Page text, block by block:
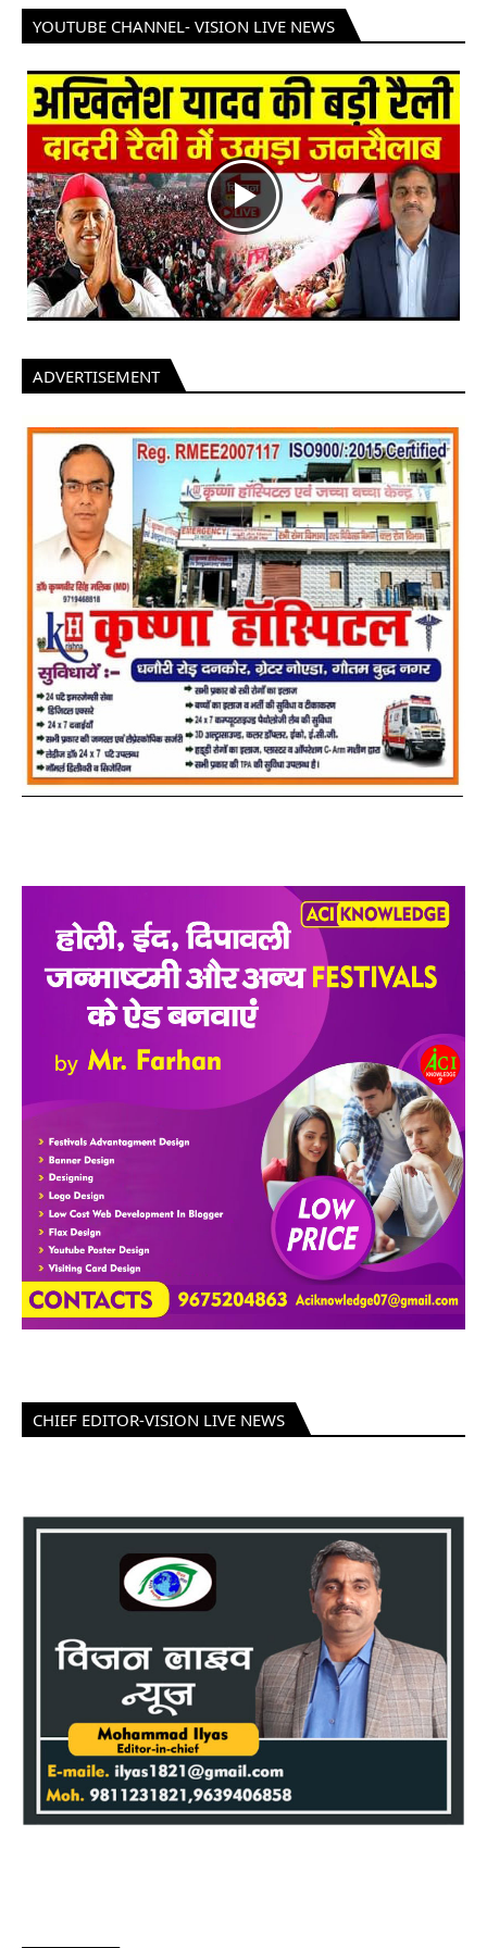
YOUTUBE CHANNEL- VISION LIVE NEWS
ADVERTISEMENT
CHIEF EDITOR-VISION LIVE NEWS